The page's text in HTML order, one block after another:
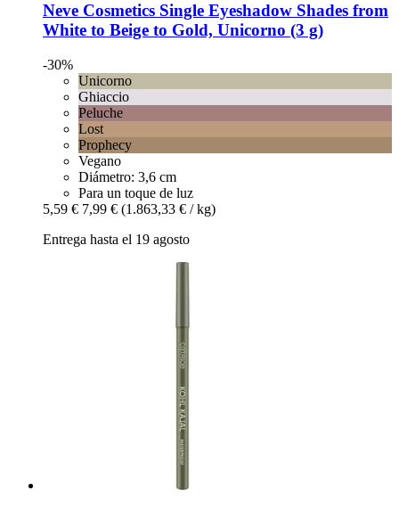
Neve Cosmetics Single Eyeshadow Shades from
White to Beige to Gold, Unicorno (3 g)
-30%
Unicorno
Ghiaccio
Peluche
Lost
Prophecy
Vegano
Diámetro: 3,6 cm
Para un toque de luz
5,59 € 7,99 € (1.863,33 € / kg)
Entrega hasta el 19 agosto